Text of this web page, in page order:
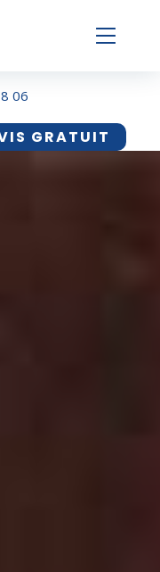
06
GRATUIT